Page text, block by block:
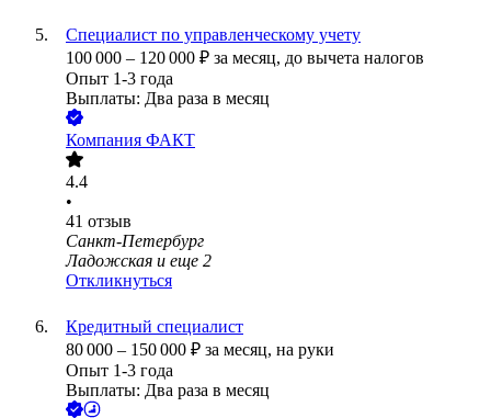
Специалист по управленческому учету
100 000 – 120 000 ₽ за месяц, до вычета налогов
Опыт 1-3 года
Выплаты: Два раза в месяц
Компания ФАКТ
4.4
•
41 отзыв
Санкт-Петербург
Ладожская и еще 2
Откликнуться
Кредитный специалист
80 000 – 150 000 ₽ за месяц, на руки
Опыт 1-3 года
Выплаты: Два раза в месяц